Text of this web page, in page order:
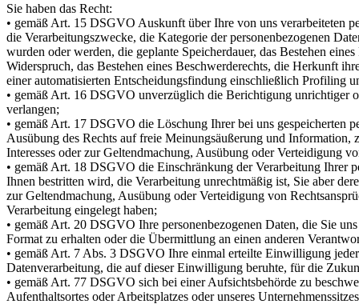
Sie haben das Recht:
• gemäß Art. 15 DSGVO Auskunft über Ihre von uns verarbeiteten
die Verarbeitungszwecke, die Kategorie der personenbezogenen
wurden oder werden, die geplante Speicherdauer, das Bestehen
Widerspruch, das Bestehen eines Beschwerderechts, die Herkunft
einer automatisierten Entscheidungsfindung einschließlich Profiling
• gemäß Art. 16 DSGVO unverzüglich die Berichtigung unrichtiger
verlangen;
• gemäß Art. 17 DSGVO die Löschung Ihrer bei uns gespeicherten
Ausübung des Rechts auf freie Meinungsäußerung und
Interesses oder zur Geltendmachung, Ausübung oder Verteidigung
• gemäß Art. 18 DSGVO die Einschränkung der Verarbeitung Ihrer
Ihnen bestritten wird, die Verarbeitung unrechtmäßig ist, Sie aber
zur Geltendmachung, Ausübung oder Verteidigung von
Verarbeitung eingelegt haben;
• gemäß Art. 20 DSGVO Ihre personenbezogenen Daten, die Sie
Format zu erhalten oder die Übermittlung an einen anderen
• gemäß Art. 7 Abs. 3 DSGVO Ihre einmal erteilte Einwilligung
Datenverarbeitung, die auf dieser Einwilligung beruhte, für die
• gemäß Art. 77 DSGVO sich bei einer Aufsichtsbehörde zu
Aufenthaltsortes oder Arbeitsplatzes oder unseres